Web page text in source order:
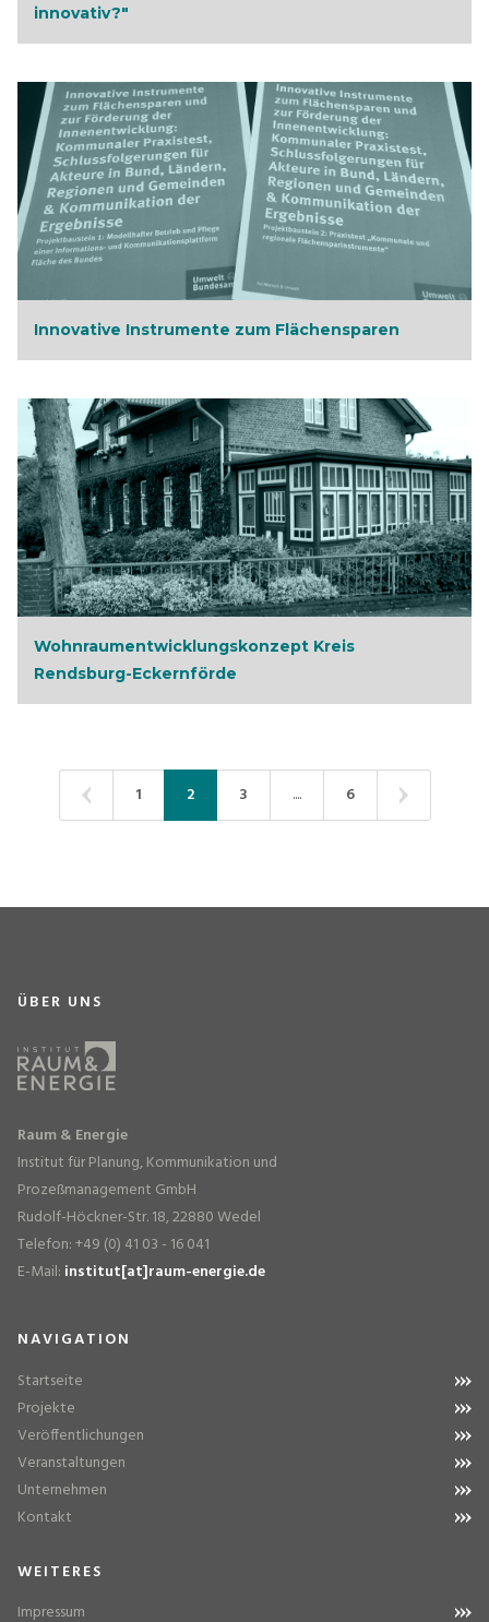
innovativ?"
Innovative Instrumente zum Flächensparen
Wohnraumentwicklungskonzept Kreis
Rendsburg-Eckernförde
1 2 3 .... 6
ÜBER UNS
Raum & Energie
Institut für Planung, Kommunikation und
Prozeßmanagement GmbH
Rudolf-Höckner-Str. 18, 22880 Wedel
Telefon: +49 (0) 41 03 - 16 041
E-Mail: institut[at]raum-energie.de
NAVIGATION
Startseite
Projekte
Veröffentlichungen
Veranstaltungen
Unternehmen
Kontakt
WEITERES
Impressum